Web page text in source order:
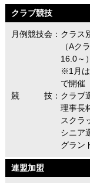
クラブ競技
月例競技会：クラス
（Aク
16.0～）
※1月は
で開催
競 技：クラブ
理事長
スクラ
シニア
グラン
連盟加盟